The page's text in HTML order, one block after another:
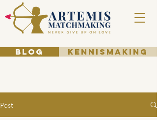
BLOG KENNISMAKING
Post